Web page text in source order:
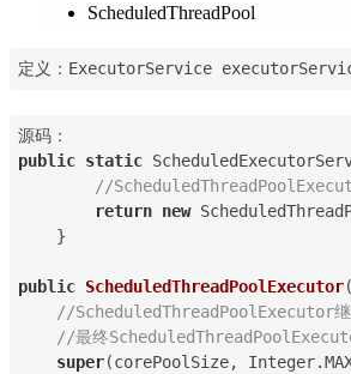
ScheduledThreadPool
定义：ExecutorService
源码：
public static
//
return new
    }
public ScheduledThreadPoolExecutor(
//ScheduledThreadPoolExecutor
//最终
super(corePoolSize,